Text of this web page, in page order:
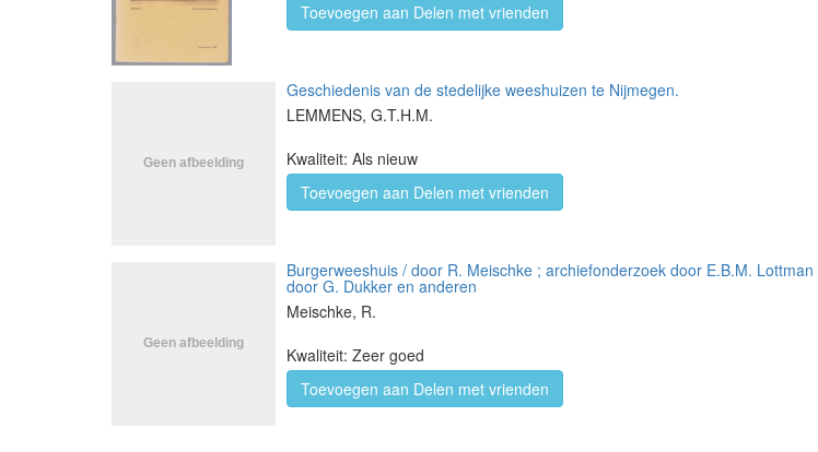
Toevoegen aan Delen met vrienden
Geschiedenis van de stedelijke weeshuizen te Nijmegen.
LEMMENS, G.T.H.M.
Kwaliteit: Als nieuw
Toevoegen aan Delen met vrienden
Burgerweeshuis / door R. Meischke ; archiefonderzoek door E.B.M.
door G. Dukker en anderen
Meischke, R.
Kwaliteit: Zeer goed
Toevoegen aan Delen met vrienden